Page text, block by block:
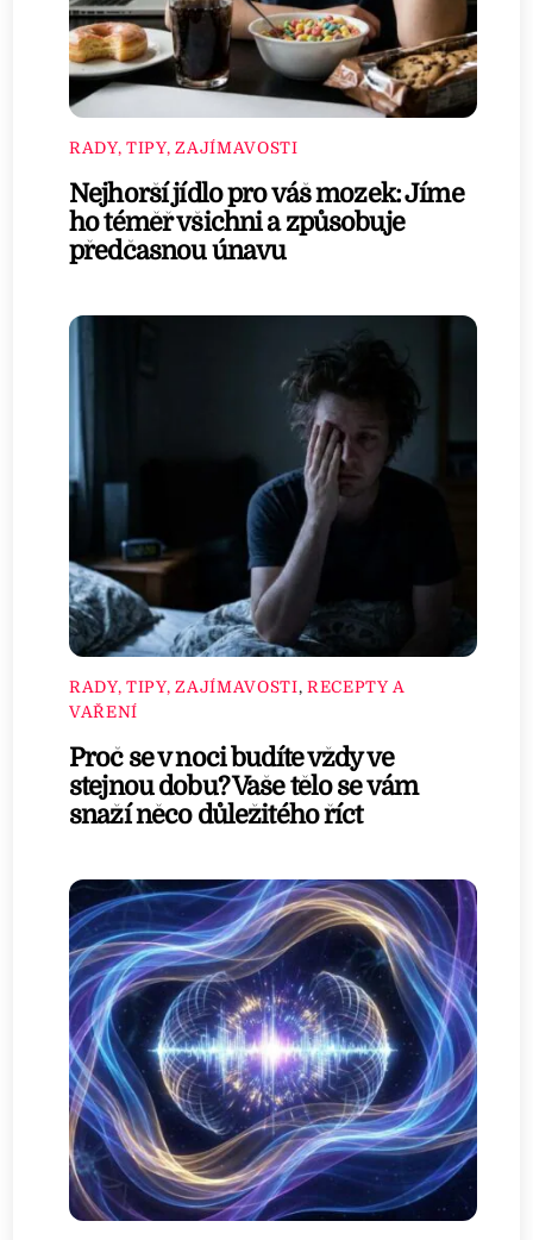
RADY, TIPY, ZAJÍMAVOSTI
Nejhorší jídlo pro váš mozek: Jíme
ho téměř všichni a způsobuje
předčasnou únavu
RADY, TIPY, ZAJÍMAVOSTI, RECEPTY A
VAŘENÍ
Proč se v noci budíte vždy ve
stejnou dobu? Vaše tělo se vám
snaží něco důležitého říct